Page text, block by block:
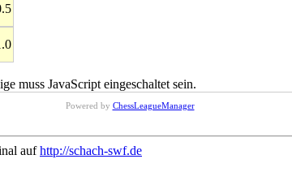
muss JavaScript eingeschaltet sein.
Powered by ChessLeagueManager
aufhttp://schach-swf.de